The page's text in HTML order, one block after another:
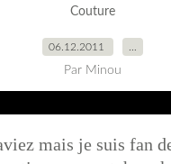
Couture
06.12.2011
Par Minou
mais je suis fan